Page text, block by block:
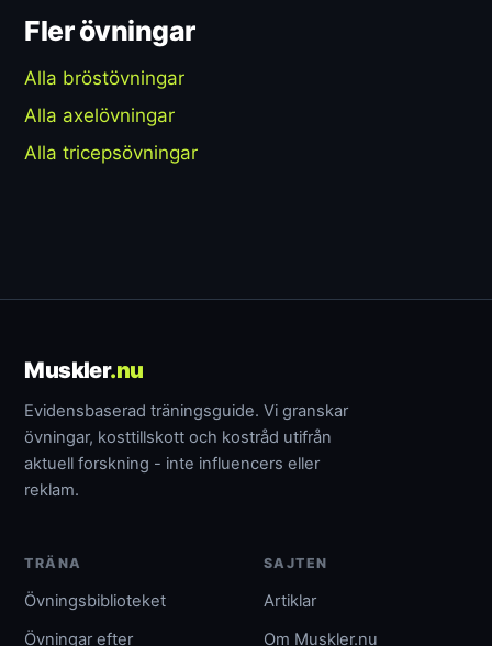
Fler övningar
Alla bröstövningar
Alla axelövningar
Alla tricepsövningar
Muskler.nu
Evidensbaserad träningsguide. Vi granskar
övningar, kosttillskott och kostråd utifrån
aktuell forskning - inte influencers eller
reklam.
TRÄNA
Övningsbiblioteket
Övningar efter
SAJTEN
Artiklar
Om Muskler.nu